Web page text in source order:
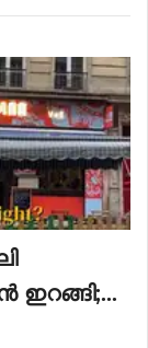
ഇറങ്ങി;